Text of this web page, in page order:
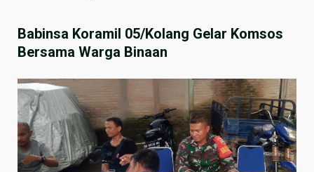
Babinsa Koramil 05/Kolang Gelar Komsos
Bersama Warga Binaan